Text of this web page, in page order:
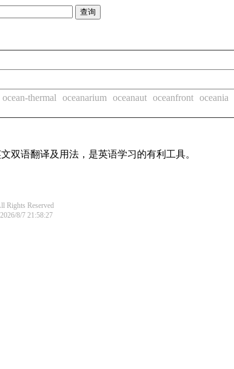
ocean-thermal oceanarium oceanaut oceanfront oceania
双语翻译及用法，是英语学习的有利工具。
Rights Reserved
8/7 21:58:27